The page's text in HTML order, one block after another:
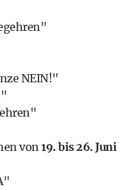
NEIN!"
von 19. bis 26. Juni